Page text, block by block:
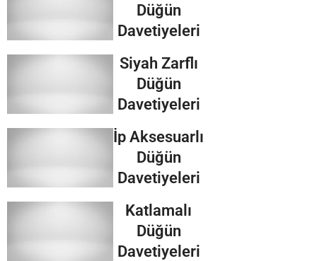
Düğün
Davetiyeleri
Siyah Zarflı
Düğün
Davetiyeleri
İp Aksesuarlı
Düğün
Davetiyeleri
Katlamalı
Düğün
Davetiyeleri